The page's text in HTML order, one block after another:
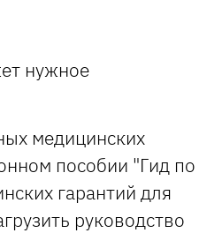
нужное
медицинских
пособии "Гид по
гарантий для
руководство